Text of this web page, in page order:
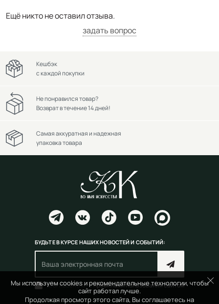
Ещё никто не оставил отзыва.
задать вопрос
Мы используем cookies и рекомендательные технологии, чтобы
сайт работал лучше.
Продолжая просмотр этого сайта, Вы соглашаетесь на
Кешбэк
с каждой покупки
Не понравился товар?
Возврат в течение 14 дней!
Самая аккуратная и надежная
упаковка товара
БУДЬТЕ В КУРСЕ НАШИХ НОВОСТЕЙ И СОБЫТИЙ:
Согласен(на) справилами пользования сайтом